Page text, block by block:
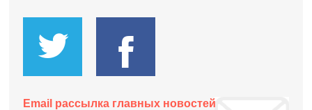
Email рассылка главных новостей